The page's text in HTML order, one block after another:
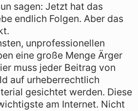
sagen: Jetzt hat das
endlich Folgen. Aber das
unprofessionellen
eine große Menge Ärger
muss jeder Beitrag von
auf urheberrechtlich
gesichtet werden. Diese
am Internet. Nicht